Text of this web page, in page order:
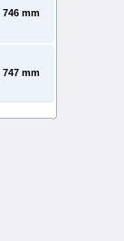
746 mm
747 mm